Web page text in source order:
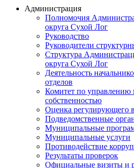
Администрация
Полномочия
округа Сухой Лог
Руководство
Руководители
Структура
округа Сухой Лог
Деятельность
отделов
Комитет по управлению
собственностью
Оценка регулирующего
Подведомственные
Муниципальные
Муниципальные услуги
Противодействие
Результаты проверок
Официальные визиты и